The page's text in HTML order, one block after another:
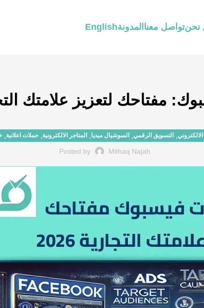
نحنتواصل معنا المدونةEnglish
, التسويق الرقمي, السوشيال ميديا, المتاجر الالكترونية,حملات اعلانية,
مفتاحك لتعزيز علامتك
Posted by Mithaq Najah